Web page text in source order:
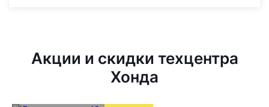
Акции и скидки техцентра
Хонда